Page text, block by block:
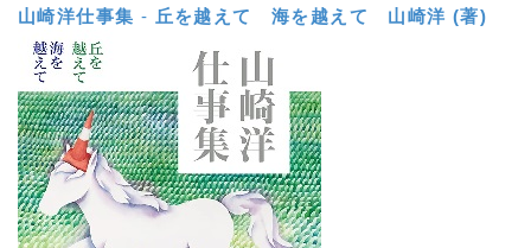
山崎洋仕事集 - 丘を越えて 海を越えて 山崎洋 (著)